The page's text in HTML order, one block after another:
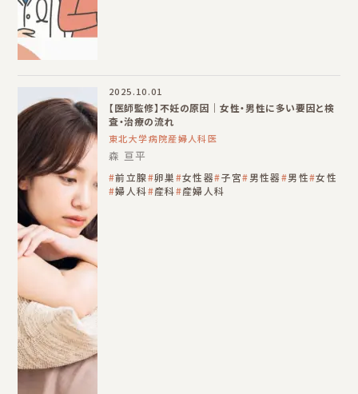
2025.10.01
【医師監修】不妊の原因｜女性・男性に多い要因と検
査・治療の流れ
東北大学病院産婦人科医
森 亘平
前立腺 卵巣 女性器 子宮 男性器 男性
女性
婦人科
産科 産婦人科